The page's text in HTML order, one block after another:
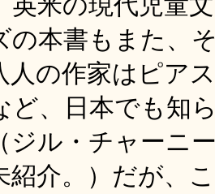
英米の現代児童
の本書もまた、
の作家はピア
ど、日本でも知
ジル・チャーニ
紹介。）だが、